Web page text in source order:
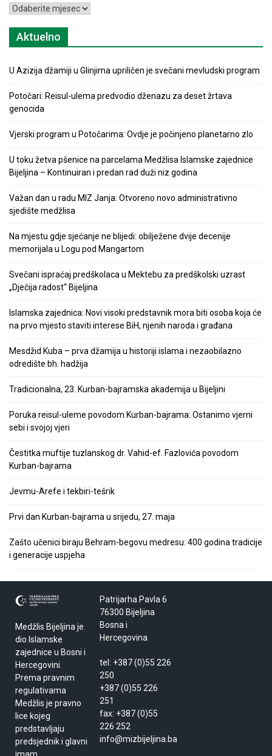
Arhiva
Aktuelno
U Azizija džamiji u Glinjima upriličen je svečani mevludski program
Potočari: Reisul-ulema predvodio dženazu za deset žrtava
genocida
Vjerski program u Potočarima: Ovdje je počinjeno planetarno zlo
U toku žetva pšenice na parcelama Medžlisa Islamske zajednice
Bijeljina – Kontinuiran i predan rad duži niz godina
Važan dan u radu MIZ Janja: Otvoreno novo administrativno
sjedište medžlisa
Na mjestu gdje sjećanje ne blijedi: obilježene dvije decenije
memorijala u Logu pod Mangartom
Svečani ispraćaj predškolaca u Mektebu za predškolski uzrast
„Dječija radost“ Bijeljina
Islamska zajednica: Novi visoki predstavnik mora biti osoba koja će
na prvo mjesto staviti interese BiH, njenih naroda i građana
Mesdžid Kuba – prva džamija u historiji islama i nezaobilazno
odredište bh. hadžija
Tradicionalna, 23. Kurban-bajramska akademija u Bijeljini
Poruka reisul-uleme povodom Kurban-bajrama: Ostanimo vjerni
sebi i svojoj vjeri
Čestitka muftije tuzlanskog dr. Vahid-ef. Fazlovića povodom
Kurban-bajrama
Jevmu-Arefe i tekbiri-tešrik
Prvi dan Kurban-bajrama u srijedu, 27. maja
Zašto učenici biraju Behram-begovu medresu: 400 godina tradicije
i generacije uspjeha
Medžlis Bijeljina je
dio Islamske
zajednice u Bosni i
Hercegovini.
Prema pravnim
regulativama
Medžlis je pravno
lice kojeg
predstavljaju
predsjednik i glavni
Patrijarha Pavla 6
76300 Bijeljina
Bosna i
Hercegovina
tel: +387 (0)55 226
250
+387 (0)55 226
251
fax: +387 (0)55
226 252
info@mizbijeljina.ba